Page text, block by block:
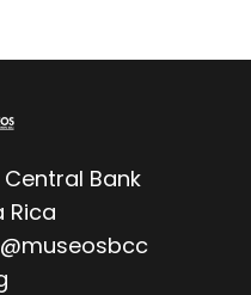
Bank
Rica